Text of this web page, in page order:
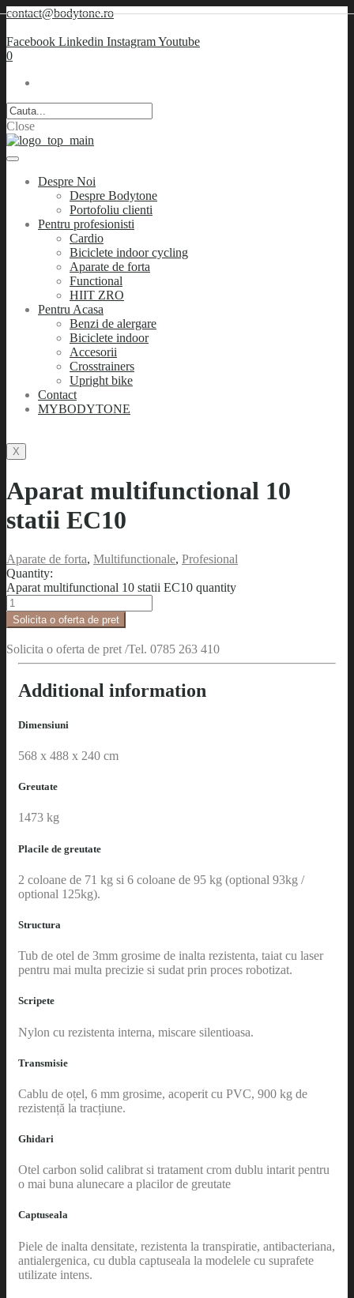
contact@bodytone.ro
Facebook Linkedin InstagramYoutube
0
Close
Despre Noi
Despre Bodytone
Portofoliu clienti
Pentru profesionisti
Cardio
Biciclete indoor cycling
Aparate de forta
Functional
HIIT ZRO
Pentru Acasa
Benzi de alergare
Biciclete indoor
Accesorii
Crosstrainers
Upright bike
Contact
MYBODYTONE
X
Aparat multifunctional 10
statii EC10
Aparate de forta, Multifunctionale, Profesional
Quantity:
Aparat multifunctional 10 statii EC10 quantity
Solicita o oferta de pret
Solicita o oferta de pret /Tel. 0785 263 410
Additional information
Dimensiuni
568 x 488 x 240 cm
Greutate
1473 kg
Placile de greutate
2 coloane de 71 kg si 6 coloane de 95 kg (optional 93kg /
optional 125kg).
Structura
Tub de otel de 3mm grosime de inalta rezistenta, taiat cu laser
pentru mai multa precizie si sudat prin proces robotizat.
Scripete
Nylon cu rezistenta interna, miscare silentioasa.
Transmisie
Cablu de oțel, 6 mm grosime, acoperit cu PVC, 900 kg de
rezistență la tracțiune.
Ghidari
Otel carbon solid calibrat si tratament crom dublu intarit pentru
o mai buna alunecare a placilor de greutate
Captuseala
Piele de inalta densitate, rezistenta la transpiratie, antibacteriana,
antialergenica, cu dubla captuseala la modelele cu suprafete
utilizate intens.